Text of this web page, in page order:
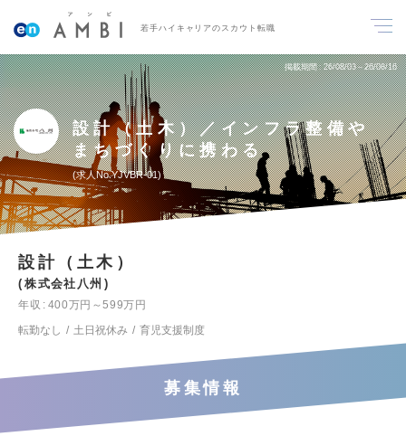
若手ハイキャリアのスカウト転職
掲載期間 26/08/03～26/08/16
設計（土木）／インフラ整備や
まちづくりに携わる
求人No.YJVBR-01
設計（土木）
株式会社八州
年収
400万円～599万円
転勤なし
土日祝休み 育児支援制度
募集情報